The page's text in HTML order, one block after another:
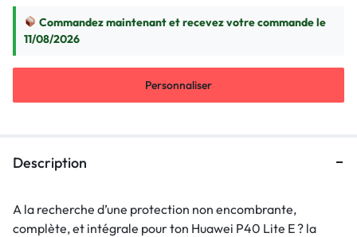
Commandez maintenant et recevez votre commande le
11/08/2026
Personnaliser
Description
A la recherche d’une protection non encombrante,
complète, et intégrale pour ton Huawei P40 Lite E ? la